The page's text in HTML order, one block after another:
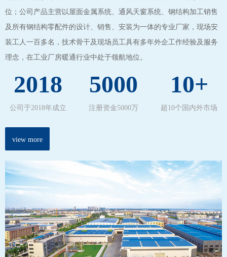
位；公司产品主营以屋面金属系统、通风天窗系统、钢结构加工销售
及所有钢结构零配件的设计、销售、安装为一体的专业厂家，现场安
装工人一百多名，技术骨干及现场员工具有多年外企工作经验及服务
理念，在工业厂房暖通行业中处于领航地位。
2018
公司于2018年成立
5000
注册资金5000万
10+
超10个国内外市场
view more